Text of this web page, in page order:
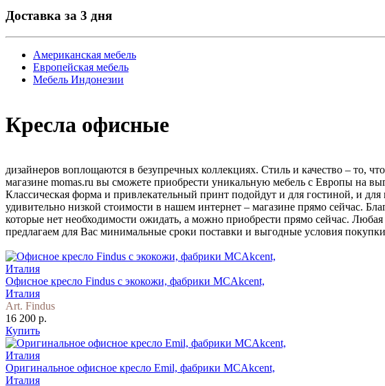
Доставка за 3 дня
Американская мебель
Европейская мебель
Мебель Индонезии
Кресла офисные
дизайнеров воплощаются в безупречных коллекциях. Стиль и качество – то,
магазине momas.ru вы сможете приобрести уникальную мебель с Европы на
Классическая форма и привлекательный принт подойдут и для гостиной, и
удивительно низкой стоимости в нашем интернет – магазине прямо сейчас.
которые нет необходимости ожидать, а можно приобрести прямо сейчас.
предлагаем для Вас минимальные сроки поставки и выгодные условия
Офисное кресло Findus с экокожи, фабрики MCAkcent,
Италия
Art. Findus
16 200 р.
Купить
Оригинальное офисное кресло Emil, фабрики MCAkcent,
Италия